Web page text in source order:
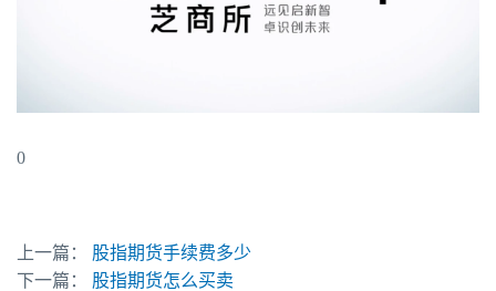
0
上一篇：
股指期货手续费多少
下一篇：
股指期货怎么买卖